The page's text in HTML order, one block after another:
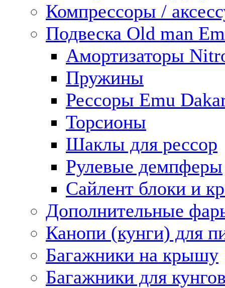
Компрессоры /
Подвеска Old man
Амортизаторы
Пружины
Рессоры Emu
Торсионы
Шаклы для рессор
Рулевые демпферы
Сайлент блоки и
Дополнительные
Канопи (кунги) для
Багажники на крышу
Багажники для